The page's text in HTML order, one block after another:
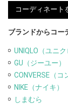
コーディネート
ブランドからコー
UNIQLO（ユニク
GU（ジーユー）
CONVERSE（コ
NIKE（ナイキ）
しまむら